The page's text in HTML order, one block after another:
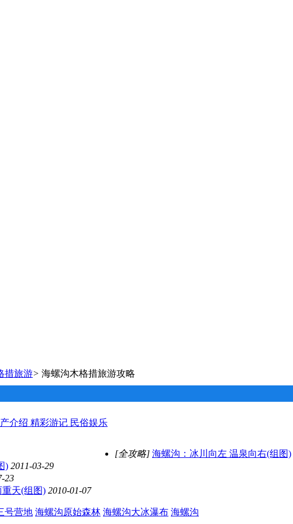
措旅游> 海螺沟木格措旅游攻略
介绍 精彩游记 民俗娱乐
) 2011-03-29
23
天(组图) 2010-01-07
[全攻略] 海螺沟：冰川向左 温泉向右(组图)
号营地 海螺沟原始森林 海螺沟大冰瀑布 海螺沟